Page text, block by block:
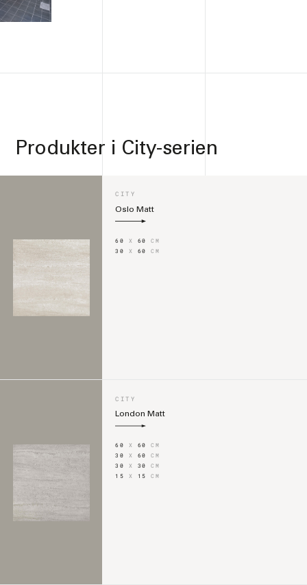
Produkter i City-serien
CITY
Oslo Matt
60 X 60CM
30 X 60CM
CITY
London Matt
60 X 60CM
30 X 60CM
30 X 30CM
15 X 15CM